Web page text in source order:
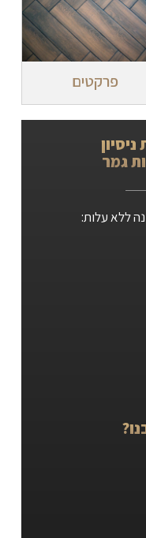
פרקטים
גמר
ללא עלות: